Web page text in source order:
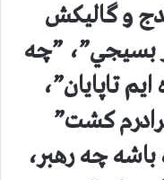
و گالیکش
بسيجي”، ”چه
تاپايان”،
کشت”
چه رهبر،